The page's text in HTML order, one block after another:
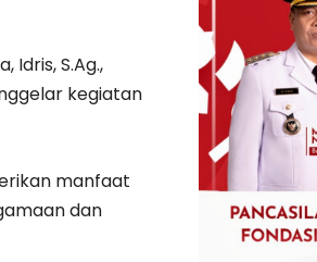
Idris, S.Ag.,
kegiatan
manfaat
dan